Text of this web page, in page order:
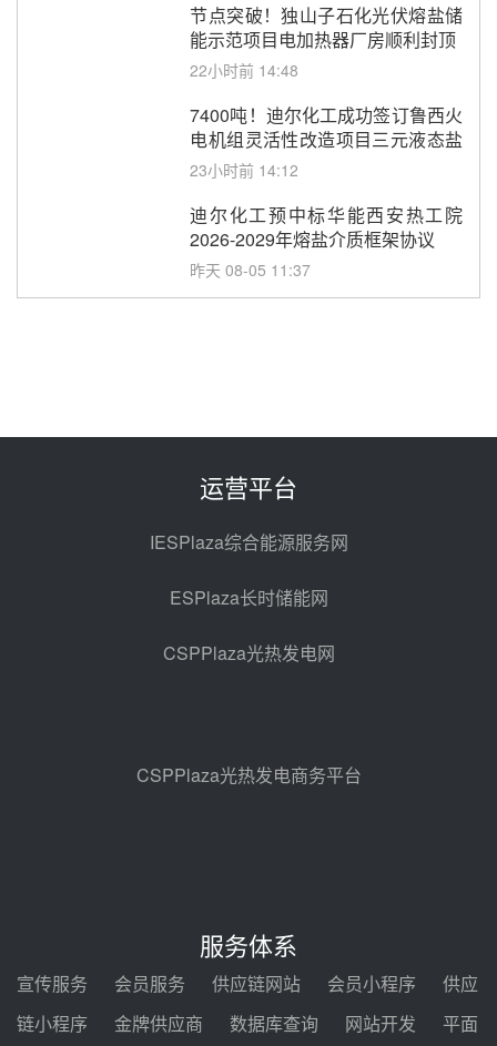
节点突破！独山子石化光伏熔盐储
能示范项目电加热器厂房顺利封顶
22小时前 14:48
7400吨！迪尔化工成功签订鲁西火
电机组灵活性改造项目三元液态盐
采购合同
23小时前 14:12
迪尔化工预中标华能西安热工院
2026-2029年熔盐介质框架协议
昨天 08-05 11:37
规模化助力构建绿色低碳电力供给
架协议项目中标候选人公示
350MW光热大基地建设提速！哈
锅中标格尔木项目蒸汽发生系统
前天 08-04 09:54
前天 08-04 09:27
目海南州香加#1储能工程EPC总承
包项目设备采购
河北金悦弘千中标重能新疆天山北
麓100MW光热发电项目用“碳钢、
运营平台
IESPlaza综合能源服务网
ESPlaza长时储能网
CSPPlaza光热发电网
CSPPlaza光热发电商务平台
服务体系
宣传服务 会员服务 供应链网站 会员小程序
供应
链小程序
金牌供应商 数据库查询 网站开发 平面